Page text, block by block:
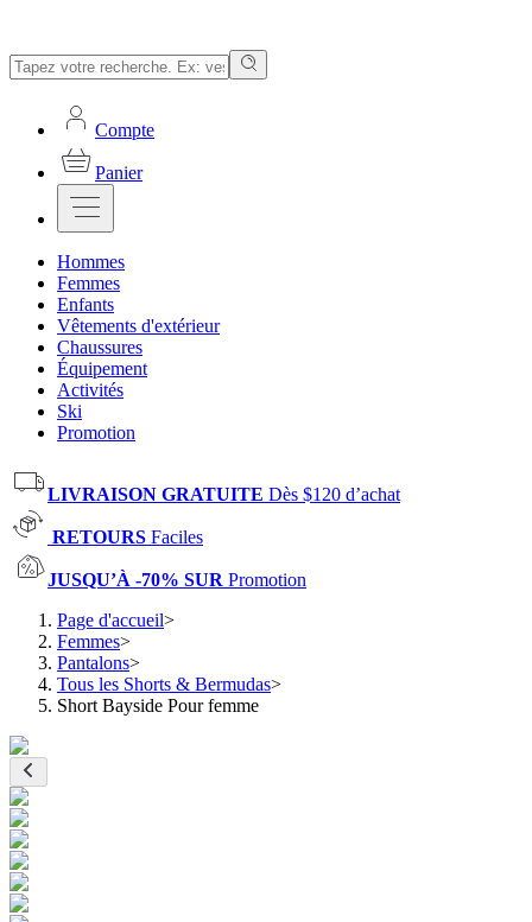
Compte
Panier
Hommes
Femmes
Enfants
Vêtements d'extérieur
Chaussures
Équipement
Activités
Ski
Promotion
LIVRAISON GRATUITE Dès $120 d’achat
RETOURS Faciles
JUSQU’À -70% SUR Promotion
Page d'accueil>
Femmes>
Pantalons>
Tous les Shorts & Bermudas>
Short Bayside Pour femme